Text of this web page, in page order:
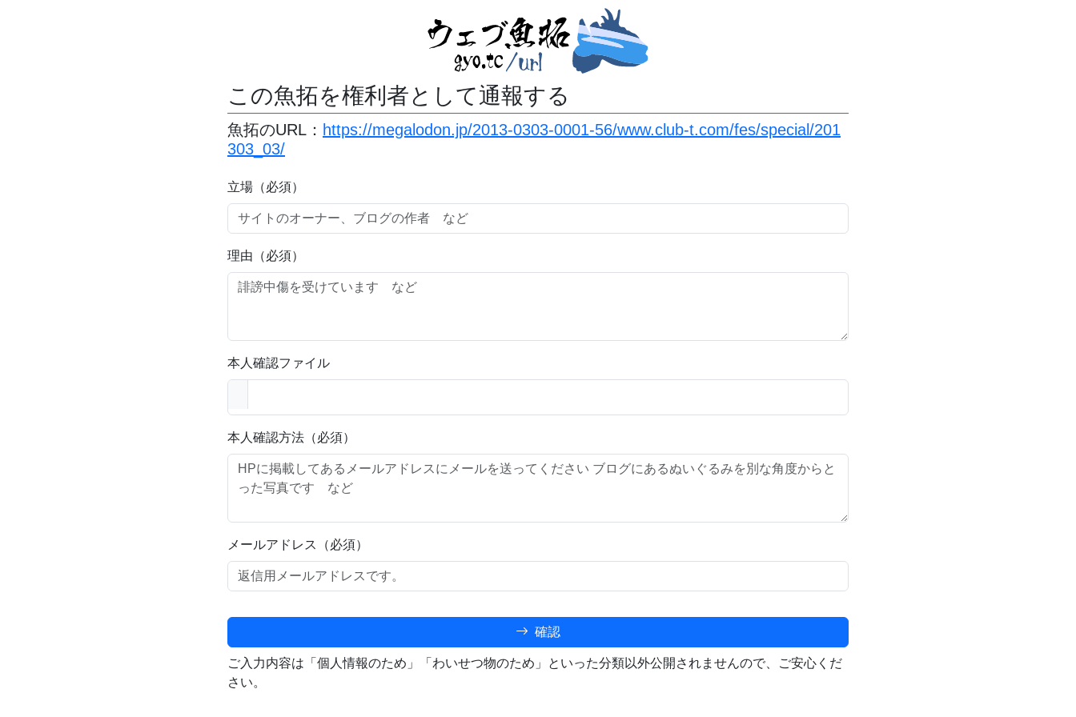
この魚拓を権利者として通報する
魚拓のURL： https://megalodon.jp/2013-0303-0001-56/www.club-t.com/fes/special/201
303_03/
立場（必須）
理由（必須）
本人確認ファイル
本人確認方法（必須）
メールアドレス（必須）
確認
ご入力内容は「個人情報のため」「わいせつ物のため」といった分類以外公開されませんので、ご安心くだ
さい。